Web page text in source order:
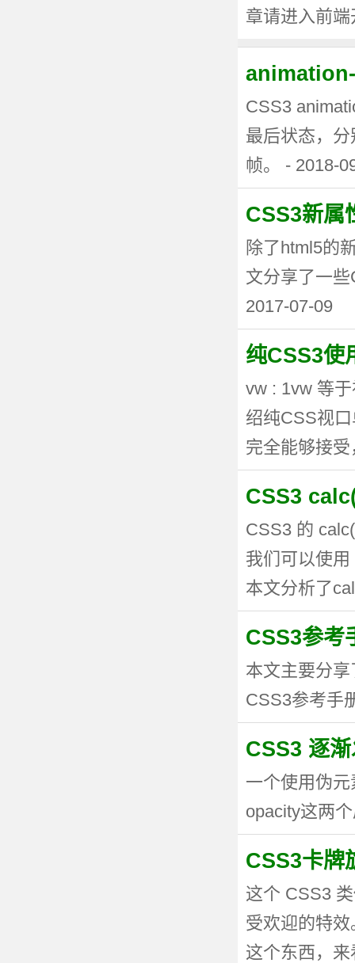
章请进入前
CSS3
最后状态，
帧。 - 2018-
CSS3新属
除了html5的
文分享了一
2017-07-09
纯CSS3使
vw : 1vw 等
绍纯CSS视
完全能够接
CSS3
CSS3 的
我们可以使
本文分析了
CSS3参考
本文主要分
CSS3参考手
CSS3 逐
一个使用伪
opacity这两
CSS3卡牌
这个 CSS3
受欢迎的特
这个东西，